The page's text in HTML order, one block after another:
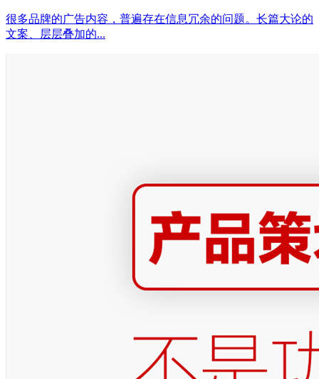
很多品牌的广告内容，普遍存在信息冗余的问题。长篇大论的
文案、层层叠加的...